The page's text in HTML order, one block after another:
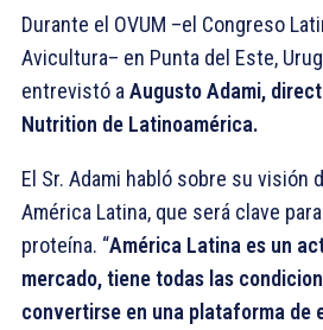
Durante el OVUM –el Congreso
Avicultura– en Punta del Este,
entrevistó a Augusto Adami,
Nutrition de Latinoamérica.
El Sr. Adami habló sobre su visión
América Latina, que será clave
proteína. “América Latina es un
mercado,tiene todas las
convertirse en una plataforma de